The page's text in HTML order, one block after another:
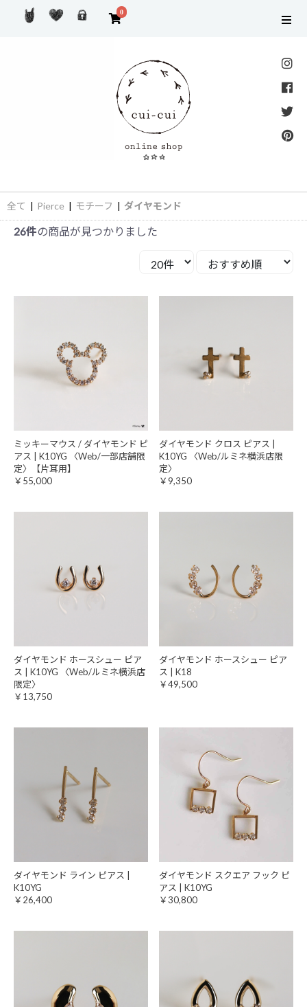
0
全て | Pierce | モチーフ | ダイヤモンド
26件の商品が見つかりました
ミッキーマウス / ダイヤモンド ピ
アス | K10YG 〈Web/一部店舗限
定〉【片耳用】
￥55,000
ダイヤモンド クロス ピアス |
K10YG 〈Web/ルミネ横浜店限
定〉
￥9,350
ダイヤモンド ホースシュー ピア
ス | K10YG 〈Web/ルミネ横浜店
限定〉
￥13,750
ダイヤモンド ホースシュー ピア
ス | K18
￥49,500
ダイヤモンド ライン ピアス |
K10YG
￥26,400
ダイヤモンド スクエア フック ピ
アス | K10YG
￥30,800